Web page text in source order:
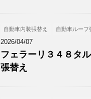
自動車内装張替え 自動車ルーフ
2026/04/07
フェラーリ３４８タ
張替え